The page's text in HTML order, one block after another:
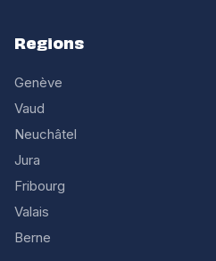
Regions
Genève
Vaud
Neuchâtel
Jura
Fribourg
Valais
Berne